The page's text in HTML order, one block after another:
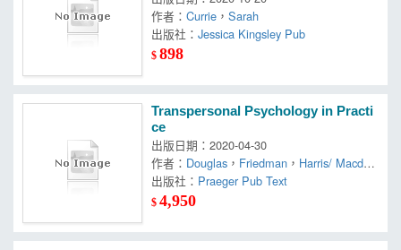
作者：Currie ，Sarah
出版社：Jessica Kingsley Pub
$898
Transpersonal Psychology in Practi
ce
出版日期：2020-04-30
作者： Douglas ， Friedman ， Harris/ Macdon
ald
出版社： Praeger Pub Text
$4,950